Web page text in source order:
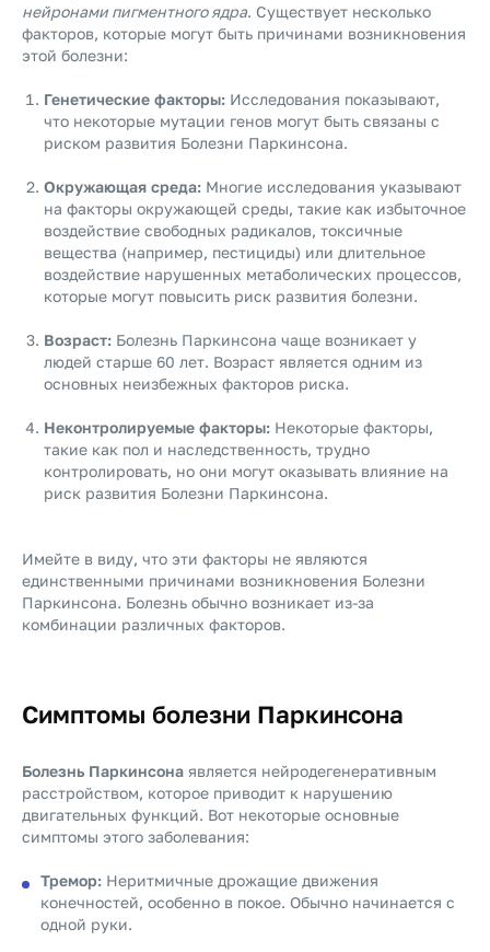
нейронами пигментного ядра. Существует несколько
факторов, которые могут быть причинами возникновения
этой болезни:
Генетические факторы: Исследования показывают,
что некоторые мутации генов могут быть связаны с
риском развития Болезни Паркинсона.
Окружающая среда: Многие исследования указывают
на факторы окружающей среды, такие как избыточное
воздействие свободных радикалов, токсичные
вещества (например, пестициды) или длительное
воздействие нарушенных метаболических процессов,
которые могут повысить риск развития болезни.
Возраст: Болезнь Паркинсона чаще возникает у
людей старше 60 лет. Возраст является одним из
основных неизбежных факторов риска.
Неконтролируемые факторы: Некоторые факторы,
такие как пол и наследственность, трудно
контролировать, но они могут оказывать влияние на
риск развития Болезни Паркинсона.
Имейте в виду, что эти факторы не являются
единственными причинами возникновения Болезни
Паркинсона. Болезнь обычно возникает из-за
комбинации различных факторов.
Симптомы болезни Паркинсона
Болезнь Паркинсона является нейродегенеративным
расстройством, которое приводит к нарушению
двигательных функций. Вот некоторые основные
симптомы этого заболевания:
Тремор: Неритмичные дрожащие движения
конечностей, особенно в покое. Обычно начинается с
одной руки.